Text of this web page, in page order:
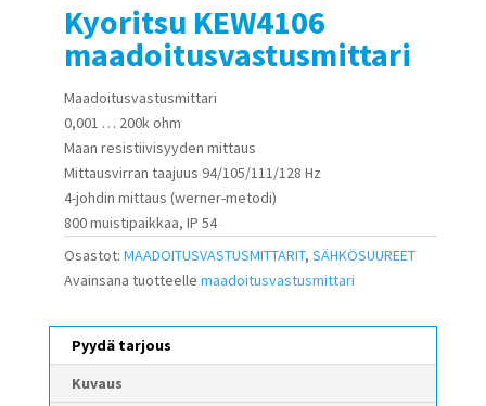
Kyoritsu KEW4106
maadoitusvastusmittari
Maadoitusvastusmittari
0,001 … 200k ohm
Maan resistiivisyyden mittaus
Mittausvirran taajuus 94/105/111/128 Hz
4-johdin mittaus (werner-metodi)
800 muistipaikkaa, IP 54
Osastot: MAADOITUSVASTUSMITTARIT, SÄHKÖSUUREET
Avainsana tuotteelle maadoitusvastusmittari
Pyydä tarjous
Kuvaus